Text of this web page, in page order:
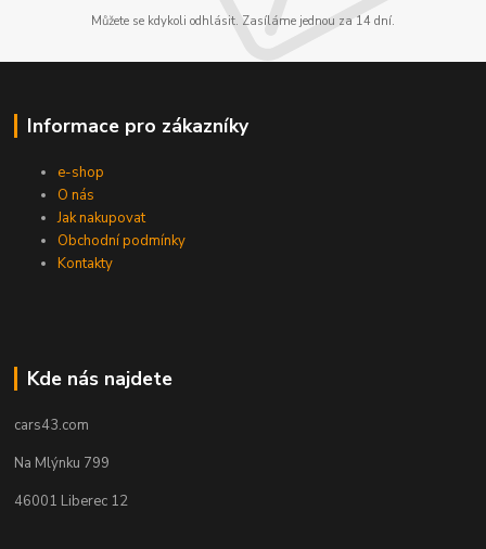
Můžete se kdykoli odhlásit. Zasíláme jednou za 14 dní.
Informace pro zákazníky
e-shop
O nás
Jak nakupovat
Obchodní podmínky
Kontakty
Kde nás najdete
cars43.com
Na Mlýnku 799
46001 Liberec 12